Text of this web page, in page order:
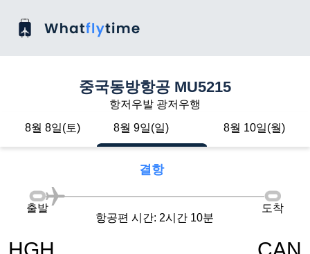
중국동방항공 MU5215
항저우발 광저우행
8월 8일(토)
8월 9일(일) 8월 10일(월)
결항
출발
항공편 시간: 2시간 10분
도착